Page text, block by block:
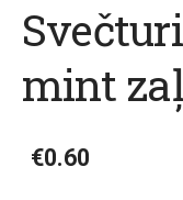
mint
€0.60